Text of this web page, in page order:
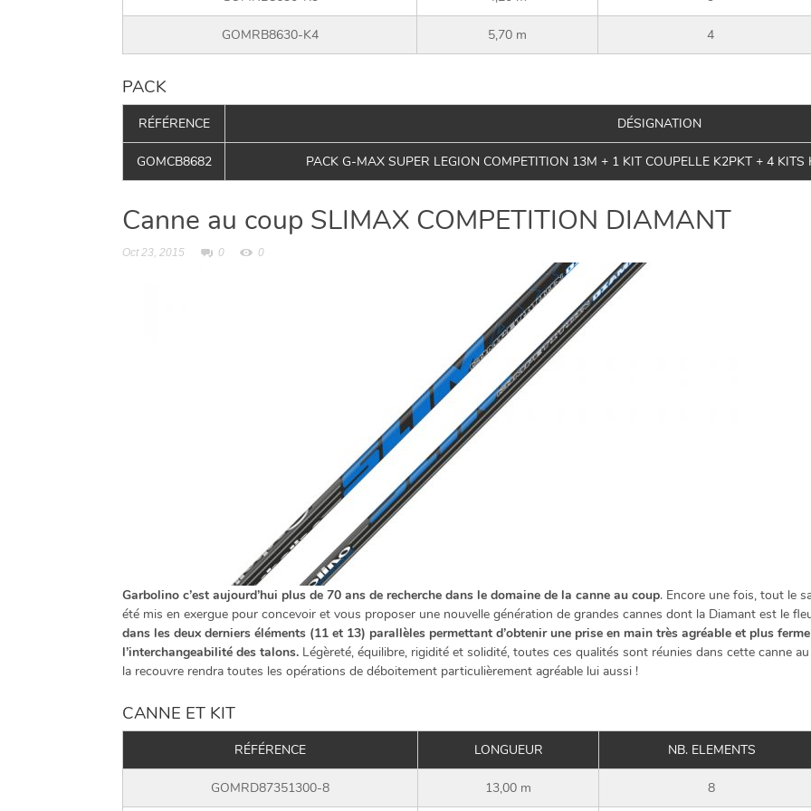
GOMRB8630-K4 5,70 m 4
PACK
RÉFÉRENCE DÉSIGNATION
GOMCB8682 PACK G-MAX SUPER LEGION COMPETITION 13M + 1 KIT COUPELLE K2PKT + 4
Canne au coup SLIMAX COMPETITION DIAMANT
Oct 23, 2015 0 0
Garbolino c’est aujourd’hui plus de 70 ans de recherche dans le domaine de la canne au coup. Encore une fois, tout le
été mis en exergue pour concevoir et vous proposer une nouvelle génération de grandes cannes dont la Diamant est le
dans les deux derniers éléments (11 et 13) parallèles permettant d’obtenir une prise en main très agréable et plus
l’interchangeabilité des talons. Légèreté, équilibre, rigidité et solidité, toutes ces qualités sont réunies dans cette canne
la recouvre rendra toutes les opérations de déboitement particulièrement agréable lui aussi !
CANNE ET KIT
RÉFÉRENCE LONGUEUR NB. ELEMENTS
GOMRD87351300-8 13,00 m 8